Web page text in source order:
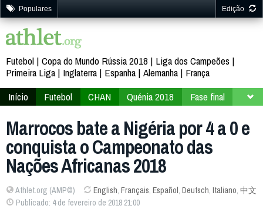
Populares Edição
Futebol Copa do Mundo Rússia 2018
Liga dos Campeões
Primeira Liga
Inglaterra Espanha Alemanha
França
Início
Futebol CHAN Quénia 2018
Fase final
Marrocos bate a Nigéria por 4 a 0 e
conquista o Campeonato das
Nações Africanas 2018
Athlet.org (AMP©) English, Français, Español, Deutsch, Italiano, 中文
Publicado: 4 de fevereiro de 2018 21:00